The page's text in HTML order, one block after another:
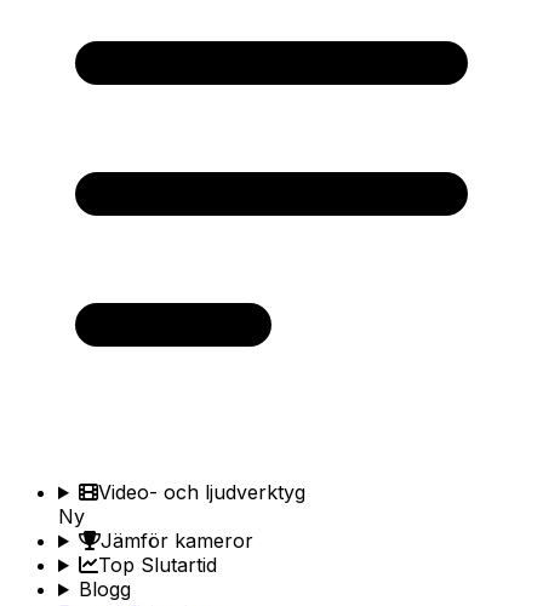
Video- och ljudverktyg
Ny
Jämför kameror
Top Slutartid
Blogg